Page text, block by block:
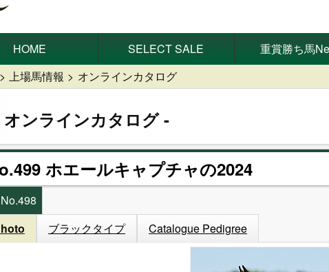
HOME SELECT SALE 重賞勝ち馬
上場馬情報 オンラインカタログ
オンラインカタログ
ホエールキャプチャの2024
No.498
ブラックタイプ Catalogue Pedigree